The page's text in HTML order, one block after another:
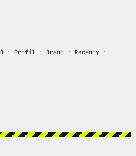
· Profil · Brand · Recency ·